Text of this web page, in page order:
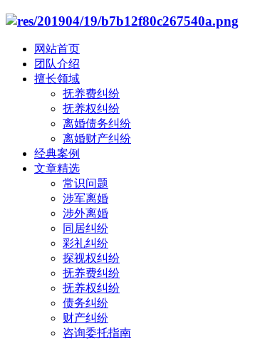
网站首页
团队介绍
擅长领域
抚养费纠纷
抚养权纠纷
离婚债务纠纷
离婚财产纠纷
经典案例
文章精选
常识问题
涉军离婚
涉外离婚
同居纠纷
彩礼纠纷
探视权纠纷
抚养费纠纷
抚养权纠纷
债务纠纷
财产纠纷
咨询委托指南